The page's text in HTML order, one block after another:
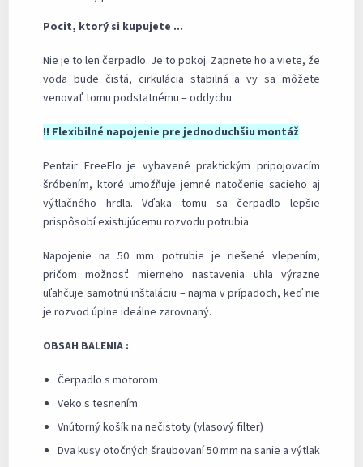
Pocit, ktorý si kupujete ...
Nie je to len čerpadlo. Je to pokoj. Zapnete ho a viete, že
voda bude čistá, cirkulácia stabilná a vy sa môžete
venovať tomu podstatnému – oddychu.
!! Flexibilné napojenie pre jednoduchšiu montáž
Pentair FreeFlo je vybavené praktickým pripojovacím
šróbením, ktoré umožňuje jemné natočenie sacieho aj
výtlačného hrdla. Vďaka tomu sa čerpadlo lepšie
prispôsobí existujúcemu rozvodu potrubia.
Napojenie na 50 mm potrubie je riešené vlepením,
pričom možnosť mierneho nastavenia uhla výrazne
uľahčuje samotnú inštaláciu – najmä v prípadoch, keď nie
je rozvod úplne ideálne zarovnaný.
OBSAH BALENIA :
Čerpadlo s motorom
Veko s tesnením
Vnútorný košík na nečistoty (vlasový filter)
Dva kusy otočných šraubovaní 50 mm na sanie a výtlak